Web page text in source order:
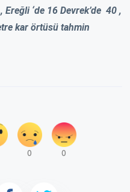
‘de 16 Devrek’de 40 ,
kar örtüsü tahmin
0 0